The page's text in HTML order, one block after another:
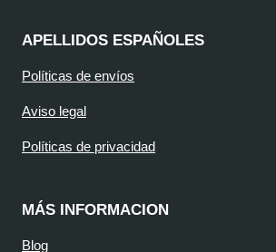
APELLIDOS ESPAÑOLES
Políticas de envíos
Aviso legal
Políticas de privacidad
MÁS INFORMACION
Blog